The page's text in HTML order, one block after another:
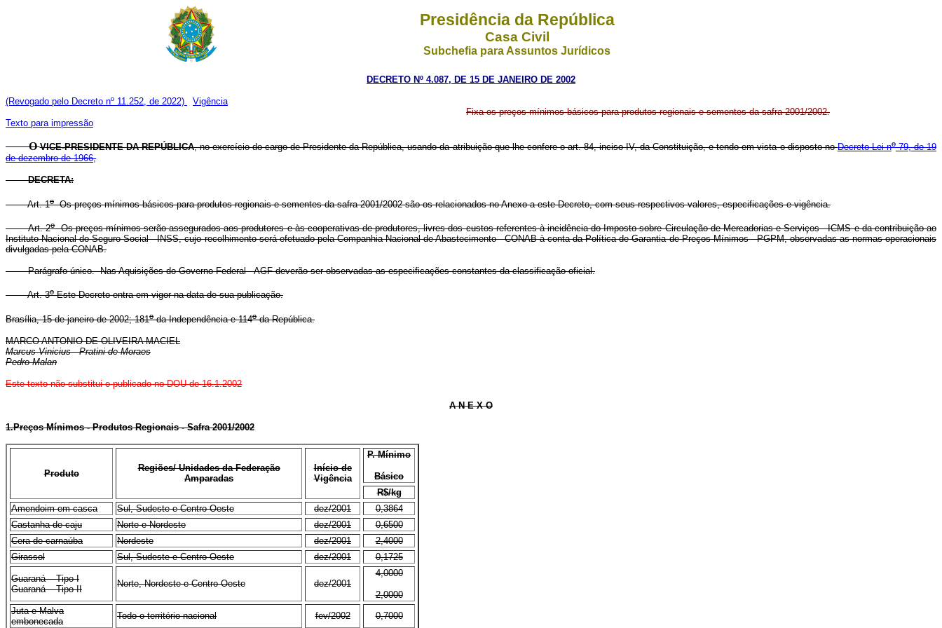
Presidência da República
Casa Civil
Subchefia para Assuntos Jurídicos
DECRETO Nº 4.087, DE 15 DE JANEIRO DE 2002
(Revogado pelo Decreto nº 11.252, de 2022) Vigência
Texto para impressão
Fixa os preços mínimos básicos para produtos regionais e sementes da safra 2001/2002.
OVICE-PRESIDENTE DA REPÚBLICA, no exercício do cargo de Presidente da República, usando da atribuição que lhe confere o art. 84, inciso IV, da Constituição, e tendo em vista o disposto noDecreto-Lei no79, de 19
de dezembro de 1966,
DECRETA:
Art. 1oOs preços mínimos básicos para produtos regionais e sementes da safra 2001/2002 são os relacionados no Anexo a este Decreto, com seus respectivos valores, especificações e vigência.
Art. 2oOs preços mínimos serão assegurados aos produtores e às cooperativas de produtores, livres dos custos referentes à incidência do Imposto sobre Circulação de Mercadorias e Serviços - ICMS e da contribuição ao
Instituto Nacional do Seguro Social - INSS, cujo recolhimento será efetuado pela Companhia Nacional de Abastecimento - CONAB à conta da Política de Garantia de Preços Mínimos - PGPM, observadas as normas operacionais
divulgadas pela CONAB.
Parágrafo único. Nas Aquisições do Governo Federal - AGF deverão ser observadas as especificações constantes da classificação oficial.
Art. 3oEste Decreto entra em vigor na data de sua publicação.
Brasília, 15 de janeiro de 2002; 181oda Independência e 114oda República.
MARCO ANTONIO DE OLIVEIRA MACIEL
Marcus Vinicius Pratini de Moraes
Pedro Malan
Este texto não substitui o publicado no DOU de 16.1.2002
A N E X O
1.Preços Mínimos - Produtos Regionais - Safra 2001/2002
Produto
Regiões/ Unidades da Federação
Amparadas
Início de
Vigência
P. Mínimo
Básico
R$/kg
Amendoim em casca
Sul, Sudeste e Centro-Oeste dez/2001
0,3864
Castanha de caju
Norte e Nordeste dez/2001
0,6500
Cera de carnaúba
Nordeste dez/2001
2,4000
Girassol
Sul, Sudeste e Centro-Oeste dez/2001 0,1725
Guaraná – Tipo I
Guaraná – Tipo II
Norte, Nordeste e Centro-Oeste dez/2001
4,0000
2,0000
Juta e Malva
embonecada
Todo o território nacional fev/2002 0,7000